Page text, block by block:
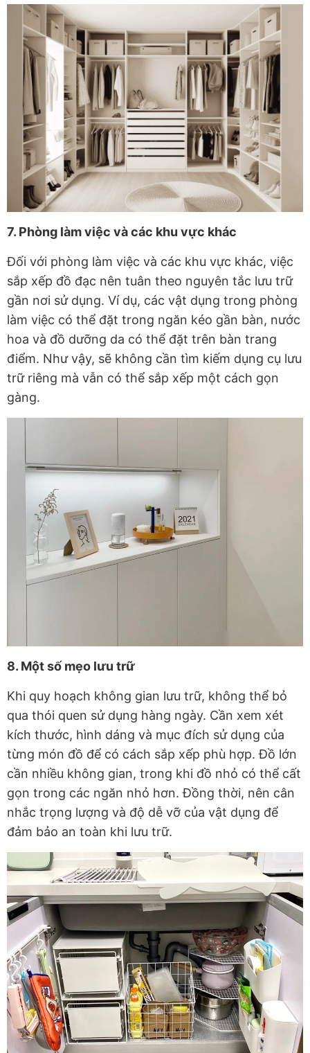
7. Phòng làm việc và các khu vực khác
Đối với phòng làm việc và các khu vực khác, việc
sắp xếp đồ đạc nên tuân theo nguyên tắc lưu trữ
gần nơi sử dụng. Ví dụ, các vật dụng trong phòng
làm việc có thể đặt trong ngăn kéo gần bàn, nước
hoa và đồ dưỡng da có thể đặt trên bàn trang
điểm. Như vậy, sẽ không cần tìm kiếm dụng cụ lưu
trữ riêng mà vẫn có thể sắp xếp một cách gọn
gàng.
8. Một số mẹo lưu trữ
Khi quy hoạch không gian lưu trữ, không thể bỏ
qua thói quen sử dụng hàng ngày. Cần xem xét
kích thước, hình dáng và mục đích sử dụng của
từng món đồ để có cách sắp xếp phù hợp. Đồ lớn
cần nhiều không gian, trong khi đồ nhỏ có thể cất
gọn trong các ngăn nhỏ hơn. Đồng thời, nên cân
nhắc trọng lượng và độ dễ vỡ của vật dụng để
đảm bảo an toàn khi lưu trữ.